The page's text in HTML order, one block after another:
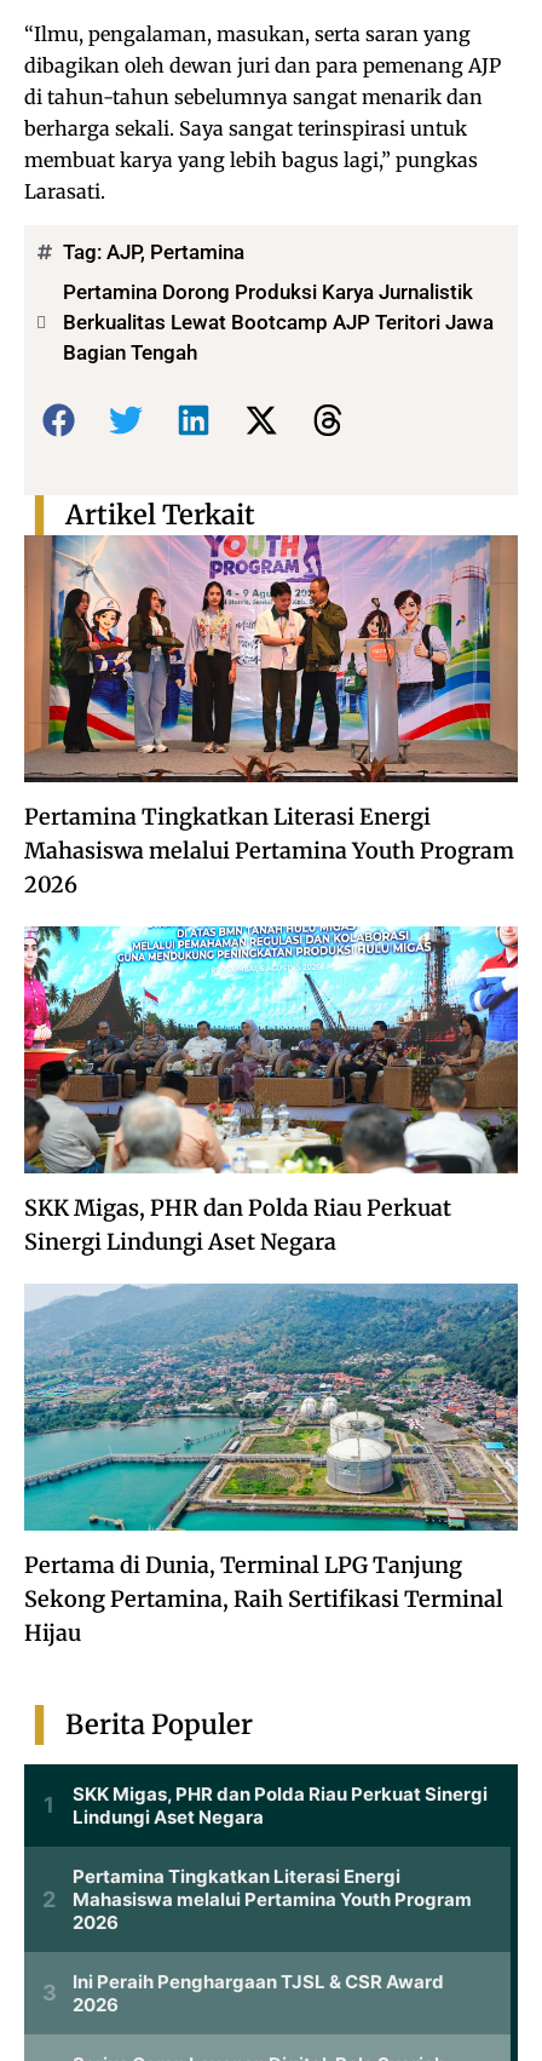
“Ilmu, pengalaman, masukan, serta saran yang
dibagikan oleh dewan juri dan para pemenang AJP
di tahun-tahun sebelumnya sangat menarik dan
berharga sekali. Saya sangat terinspirasi untuk
membuat karya yang lebih bagus lagi,” pungkas
Larasati.
Tag: AJP, Pertamina
Pertamina Dorong Produksi Karya Jurnalistik
Berkualitas Lewat Bootcamp AJP Teritori Jawa
Bagian Tengah
Bagikan:
Pertamina Tingkatkan Literasi Energi
Mahasiswa melalui Pertamina Youth Program
2026
SKK Migas, PHR dan Polda Riau Perkuat
Sinergi Lindungi Aset Negara
Pertama di Dunia, Terminal LPG Tanjung
Sekong Pertamina, Raih Sertifikasi Terminal
Hijau
Artikel Terkait
Berita Populer